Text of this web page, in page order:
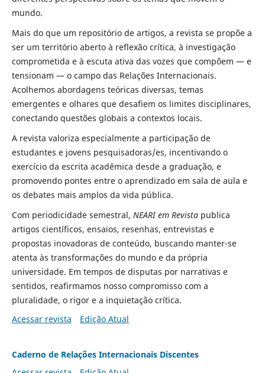
mundo.
Mais do que um repositório de artigos, a revista se propõe a
ser um território aberto à reflexão crítica, à investigação
comprometida e à escuta ativa das vozes que compõem — e
tensionam — o campo das Relações Internacionais.
Acolhemos abordagens teóricas diversas, temas
emergentes e olhares que desafiem os limites disciplinares,
conectando questões globais a contextos locais.
A revista valoriza especialmente a participação de
estudantes e jovens pesquisadoras/es, incentivando o
exercício da escrita acadêmica desde a graduação, e
promovendo pontes entre o aprendizado em sala de aula e
os debates mais amplos da vida pública.
Com periodicidade semestral, NEARI em Revistapublica
artigos científicos, ensaios, resenhas, entrevistas e
propostas inovadoras de conteúdo, buscando manter-se
atenta às transformações do mundo e da própria
universidade. Em tempos de disputas por narrativas e
sentidos, reafirmamos nosso compromisso com a
pluralidade, o rigor e a inquietação crítica.
Acessar revista
Edição Atual
Caderno de Relações Internacionais Discentes